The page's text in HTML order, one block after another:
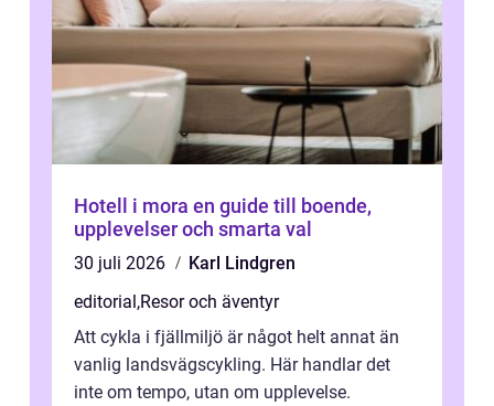
Hotell i mora en guide till boende,
upplevelser och smarta val
30 juli 2026
Karl Lindgren
editorial,Resor och äventyr
Att cykla i fjällmiljö är något helt annat än
vanlig landsvägscykling. Här handlar det
inte om tempo, utan om upplevelse.